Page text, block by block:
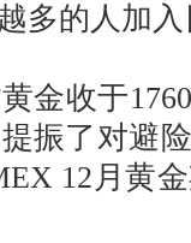
多的人加
收于
振了对避
12月黄